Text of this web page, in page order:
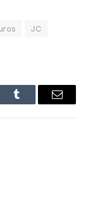
JC
Tumblr Email